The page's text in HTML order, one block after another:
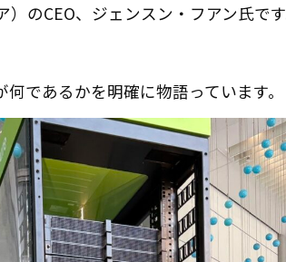
のCEO、ジェンスン・フアン氏です
であるかを明確に物語っています。